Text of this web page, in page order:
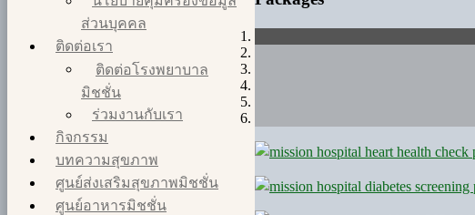
ส่วนบุคคล
ติดต่อเรา
ติดต่อโรงพยาบาล
มิชชั่น
ร่วมงานกับเรา
กิจกรรม
บทความสุขภาพ
ศูนย์ส่งเสริมสุขภาพมิชชั่น
ศูนย์อาหารมิชชั่น